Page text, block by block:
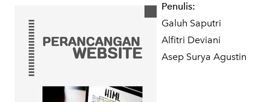
Penulis:
Galuh Saputri
Alfitri Deviani
Asep Surya Agustin